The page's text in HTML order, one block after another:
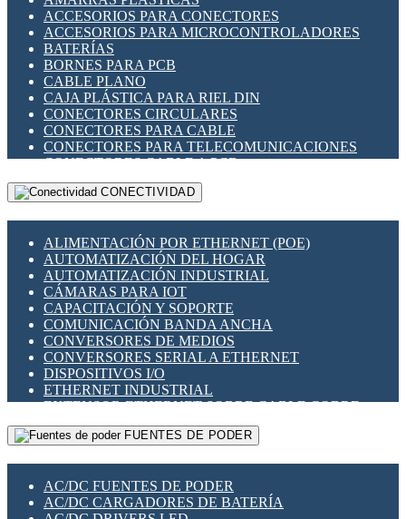
INDICADORES PARA PANEL
INTERFACES DE RELÉ
INTERRUPTORES FIN DE CARRERA
LLAVES CONMUTADORAS
MEDIDORES DE ENERGÍA Y TC'S DE CORRIENTE
MOTORES PASO A PASO
PANTALLAS HMI
PLC -CONTROLADORES LÓGICO PROGRAMABLES
PROGRAMADORES DE HORARIO
RELÉS DE PROTECCIÓN
SENSORES CAPACITIVOS
SENSORES INDUCTIVOS
TEMPORIZADORES
VARIACS
VARIADORES DE FRECUENCIA [VDF]
SECCIONADORES - INTERRUPTORES
MAQUINARIA
ACCESORIOS PARA CONECTORES
ACCESORIOS PARA MICROCONTROLADORES
BATERÍAS
BORNES PARA PCB
CABLE PLANO
CAJA PLÁSTICA PARA RIEL DIN
CONECTORES CIRCULARES
CONECTORES PARA CABLE
CONECTORES PARA TELECOMUNICACIONES
CONECTORES CABLE A PCB
CONECTORES PCB A CABLE
DIP SWITCHES
HERRAMIENTAS VARIAS
ILUMINACIÓN LED
INTERRUPTORES REED
INTERFACES DE RELÉ
OTROS RELÉS
PROTECCIÓN TÉRMICA
RELÉS AUTOMOTRICES
RELÉS DE SEÑAL
RELÉS DE ESTADO SÓLIDO SSR
RELÉS INDUSTRIALES
RELÉS MINIATURA DE POTENCIA
SENSORES MAGNÉTICOS
SWITCH Y MICROSWITCH
TARJETAS PI
CONECTIVIDAD
ALIMENTACIÓN POR ETHERNET (POE)
AUTOMATIZACIÓN DEL HOGAR
AUTOMATIZACIÓN INDUSTRIAL
CÁMARAS PARA IOT
CAPACITACIÓN Y SOPORTE
COMUNICACIÓN BANDA ANCHA
CONVERSORES DE MEDIOS
CONVERSORES SERIAL A ETHERNET
DISPOSITIVOS I/O
ETHERNET INDUSTRIAL
EXTENSOR ETHERNET SOBRE CABLE COBRE
GATEWAY LORAWAN
GESTIÓN DE REDES
PLACAS MODULARES IOT
SWITCHES Y REDES WIFI
FUENTES DE PODER
AC/DC FUENTES DE PODER
AC/DC CARGADORES DE BATERÍA